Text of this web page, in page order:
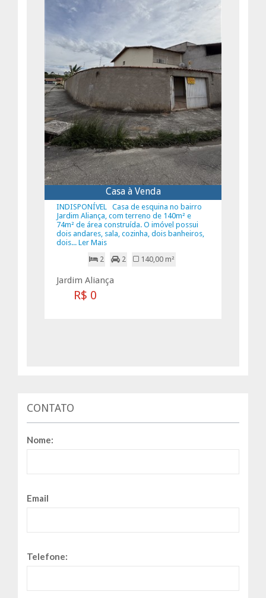
Casa à Venda
INDISPONÍVEL Casa de esquina no bairro
Jardim Aliança, com terreno de 140m² e
74m² de área construída. O imóvel possui
dois andares, sala, cozinha, dois banheiros,
dois... Ler Mais
2
2 140,00 m²
Jardim Aliança
R$ 0
CONTATO
Nome:
Email
Telefone: